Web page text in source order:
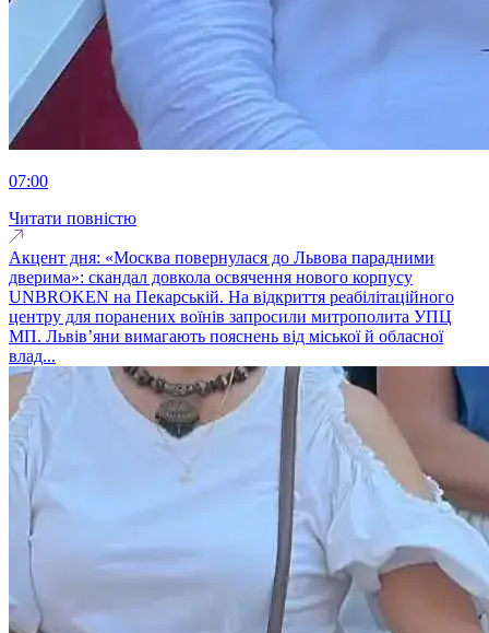
07:00
Читати повністю
Акцент дня: «Москва повернулася до Львова парадними
дверима»: скандал довкола освячення нового корпусу
UNBROKEN на Пекарській. На відкриття реабілітаційного
центру для поранених воїнів запросили митрополита УПЦ
МП. Львів’яни вимагають пояснень від міської й обласної
влад...